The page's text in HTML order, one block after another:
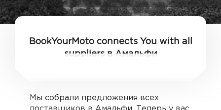
BookYourMoto connects You with all
suppliers в Амальфи
Мы собрали предложения всех